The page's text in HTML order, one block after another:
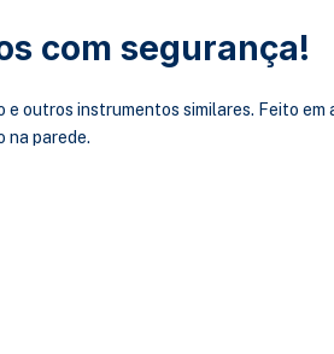
com segurança!
outros instrumentos similares. Feito em
na parede.